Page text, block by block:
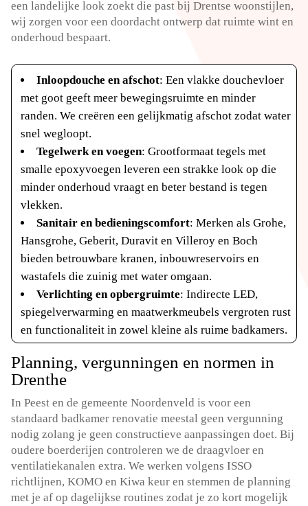
een landelijke look zoekt die past bij Drentse woonstijlen,
wij zorgen voor een doordacht ontwerp dat ruimte wint en
onderhoud bespaart.
Inloopdouche en afschot: Een vlakke douchevloer
met goot geeft meer bewegingsruimte en minder
randen. We creëren een gelijkmatig afschot zodat water
snel wegloopt.
Tegelwerk en voegen: Grootformaat tegels met
smalle epoxyvoegen leveren een strakke look op die
minder onderhoud vraagt en beter bestand is tegen
vlekken.
Sanitair en bedieningscomfort: Merken als Grohe,
Hansgrohe, Geberit, Duravit en Villeroy en Boch
bieden betrouwbare kranen, inbouwreservoirs en
wastafels die zuinig met water omgaan.
Verlichting en opbergruimte: Indirecte LED,
spiegelverwarming en maatwerkmeubels vergroten rust
en functionaliteit in zowel kleine als ruime badkamers.
Planning, vergunningen en normen in
Drenthe
In Peest en de gemeente Noordenveld is voor een
standaard badkamer renovatie meestal geen vergunning
nodig zolang je geen constructieve aanpassingen doet. Bij
oudere boerderijen controleren we de draagvloer en
ventilatiekanalen extra. We werken volgens ISSO
richtlijnen, KOMO en Kiwa keur en stemmen de planning
met je af op dagelijkse routines zodat je zo kort mogelijk